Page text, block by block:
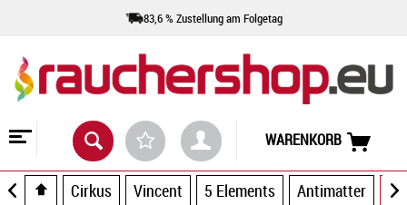
83,6 % Zustellung am Folgetag
WARENKORB
Cirkus Vincent 5 Elements Antimatter